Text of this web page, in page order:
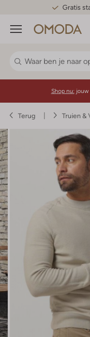
Gratis
Menu
Shop nu:
Terug Truien &